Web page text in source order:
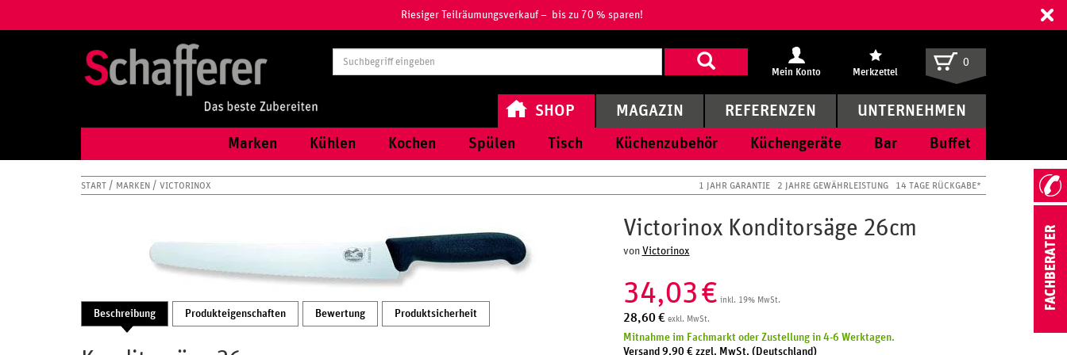
Riesiger Teilräumungsverkauf – bis zu 70 % sparen!
Suchbegriff
eingeben
Mein Konto Merkzettel
0
SHOP
Marken Kühlen Kochen Spülen Tisch Küchenzubehör Küchengeräte Bar Buffet
MAGAZIN REFERENZEN UNTERNEHMEN
START MARKEN VICTORINOX 1 JAHR GARANTIE 2 JAHRE GEWÄHRLEISTUNG 14 TAGE RÜCKGABE*
Beschreibung Produkteigenschaften Bewertung Produktsicherheit
Victorinox Konditorsäge 26cm
von Victorinox
34,03€ inkl. 19% MwSt.
28,60 € exkl. MwSt.
Mitnahme im Fachmarkt oder Zustellung in 4-6 Werktagen.
Versand 9,90 € zzgl. MwSt. (Deutschland)